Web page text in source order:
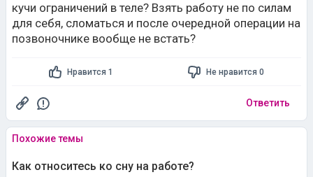
кучи ограничений в теле? Взять работу не по силам
для себя, сломаться и после очередной операции на
позвоночнике вообще не встать?
Нравится 1 Не нравится 0
Ответить
Похожие темы
Как относитесь ко сну на работе?